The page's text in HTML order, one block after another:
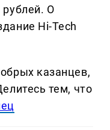
рублей. О
Hi-Tech
казанцев,
тем, что